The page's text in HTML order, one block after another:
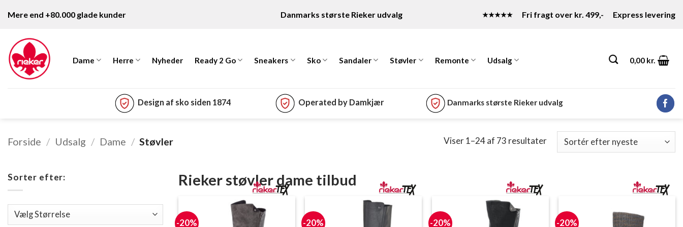
Mere end +80.000 glade kunder Danmarks største Rieker udvalg ★★★★★ Fri fragt over kr. 499,- Express levering
Dame Herre Nyheder Ready 2 Go Sneakers Sko Sandaler Støvler Remonte Udsalg 0,00 kr.
Design af sko siden 1874 Operated by Damkjær Danmarks største Rieker udvalg
Forside / Udsalg / Dame / Støvler Viser 1–24 af 73 resultaterSorteret
efter
Sorter efter:
Rieker støvler dame tilbud
-20% -20% -20% -20%